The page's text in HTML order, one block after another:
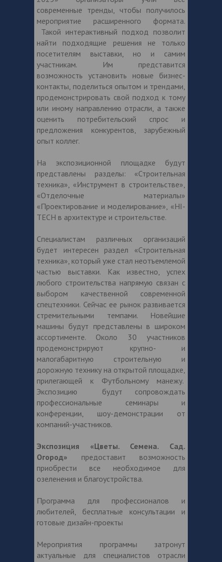
современные тренды, чтобы получилось
мероприятие расширенного формата.
Такой интерактивный подход позволит
найти подходящие решения не только
посетителям выставки, но и самим
участникам. Им представится
возможность установить новые бизнес-
контакты, поделиться опытом и трендами,
продемонстрировать свой подход к тому
или иному направлению отрасли, а также
оценить потребительский спрос и
предложения конкурентов, зарубежный
опыт коллег.
На экспозиционной площадке будут
представлены разделы: «Строительная
техника», «Инструмент в строительстве»,
«Отделочные материалы»
«Проектирование и моделирование», «HI-
TECH в архитектуре и строительстве.
Специалистам различных организаций
будет интересен раздел «Строительная
техника», который уже стал неотъемлемой
частью выставки. Как известно, успех
любого строительства напрямую связан с
выбором качественной современной
спецтехники. Сейчас ее рынок развивается
стремительными темпами. Новейшие
машины будут представлены в широком
ассортименте. Около 30 участников
продемонстрируют крупно- и
малогабаритную строительную и
дорожную технику на открытой площадке,
прилегающей к Футбольному манежу.
Экспозицию будут сопровождать
профессиональные семинары и
конференции, шоу-демонстрации от
компаний-участников.
Экспозиция «Цветы. Семена. Сад.
Огород» предоставит возможность
приобрести все необходимое для
озеленения и благоустройства.
Программа для профессионалов и
любителей, бесплатные консультации и
готовые дизайн-проекты
Мероприятия программы затронут
актуальные для специалистов отрасли